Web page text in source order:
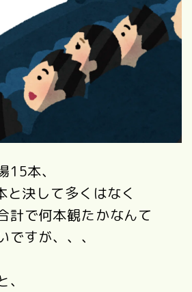
15本、
決して多くはなく
計で何本観たかなんて
すが、、、